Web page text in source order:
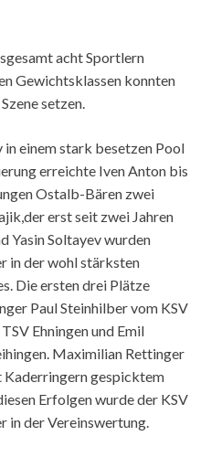
acht Sportlern
Gewichtsklassen konnten
setzen.
einem stark besetzen Pool
erreichte Iven Anton bis
Ostalb-Bären zwei
erst seit zwei Jahren
Yasin Soltayev wurden
in der wohl stärksten
Die ersten drei Plätze
Paul Steinhilber vom KSV
Ehningen und Emil
Maximilian Rettinger
Kaderringern gespicktem
Erfolgen wurde der KSV
in der Vereinswertung.